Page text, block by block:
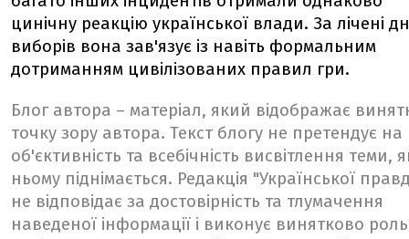
цинічну реакцію української влади. За лічені
виборів вона зав'язує із навіть формальним
дотриманням цивілізованих правил гри.
Блог автора – матеріал, який відображає
точку зору автора. Текст блогу не претендує на
об'єктивність та всебічність висвітлення теми,
ньому піднімається. Редакція "Української
не відповідає за достовірність та тлумачення
наведеної інформації і виконує винятково роль